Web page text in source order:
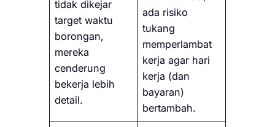
tidak dikejar
target waktu
borongan,
mereka
cenderung
bekerja lebih
detail.
ada risiko
tukang
memperlambat
kerja agar hari
kerja (dan
bayaran)
bertambah.